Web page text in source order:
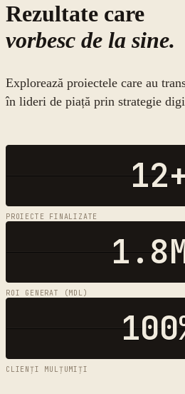
Rezultate care
vorbesc de la sine.
Explorează proiectele care au
în lideri de piață prin strategie
PROIECTE FINALIZATE
ROI GENERAT (MDL)
CLIENȚI MULȚUMIȚI